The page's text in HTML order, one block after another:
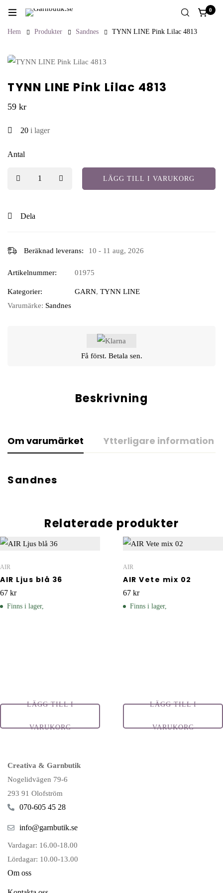
0
Hem Produkter Sandnes TYNN LINE Pink Lilac 4813
TYNN LINE Pink Lilac 4813
59 kr
20 i lager
Antal
LÄGG TILL I VARUKORG
Dela
Beräknad leverans: 10 - 11 aug, 2026
Artikelnummer: 01975
Kategorier: GARN, TYNN LINE
Varumärke: Sandnes
Få först. Betala sen.
Beskrivning
Om varumärket Ytterligare information
Sandnes
Relaterade produkter
AIR
AIR Ljus blå 36
67 kr
Finns i lager,
LÄGG TILL I
VARUKORG
AIR
AIR Vete mix 02
67 kr
Finns i lager,
LÄGG TILL I
VARUKORG
Creativa & Garnbutik
Nogelidvägen 79-6
293 91 Olofström
070-605 45 28
info@garnbutik.se
Vardagar: 16.00-18.00
Lördagar: 10.00-13.00
Om oss